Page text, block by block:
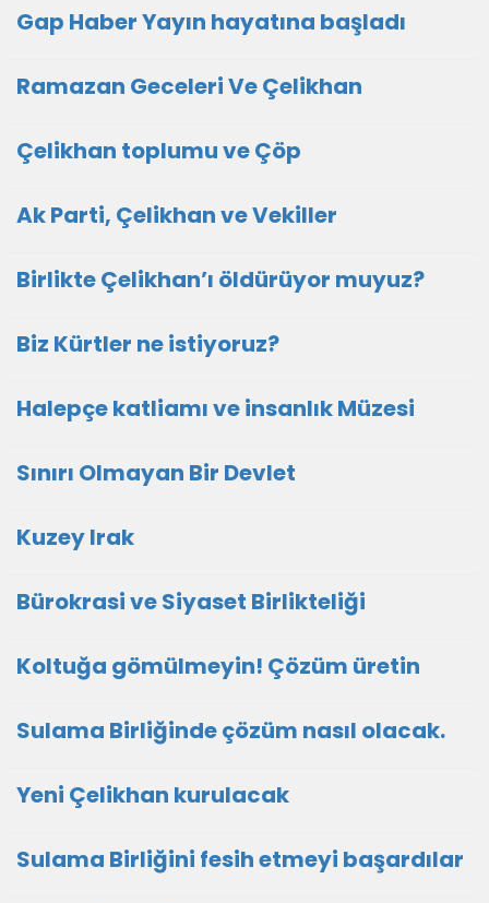
Gap Haber Yayın hayatına başladı
Ramazan Geceleri Ve Çelikhan
Çelikhan toplumu ve Çöp
Ak Parti, Çelikhan ve Vekiller
Birlikte Çelikhan’ı öldürüyor muyuz?
Biz Kürtler ne istiyoruz?
Halepçe katliamı ve insanlık Müzesi
Sınırı Olmayan Bir Devlet
Kuzey Irak
Bürokrasi ve Siyaset Birlikteliği
Koltuğa gömülmeyin! Çözüm üretin
Sulama Birliğinde çözüm nasıl olacak.
Yeni Çelikhan kurulacak
Sulama Birliğini fesih etmeyi başardılar